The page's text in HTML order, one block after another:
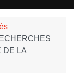
DE LA